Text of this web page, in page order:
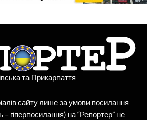
та Прикарпаття
сайту лише за умови посилання
– гіперпосилання) на “Репортер” не